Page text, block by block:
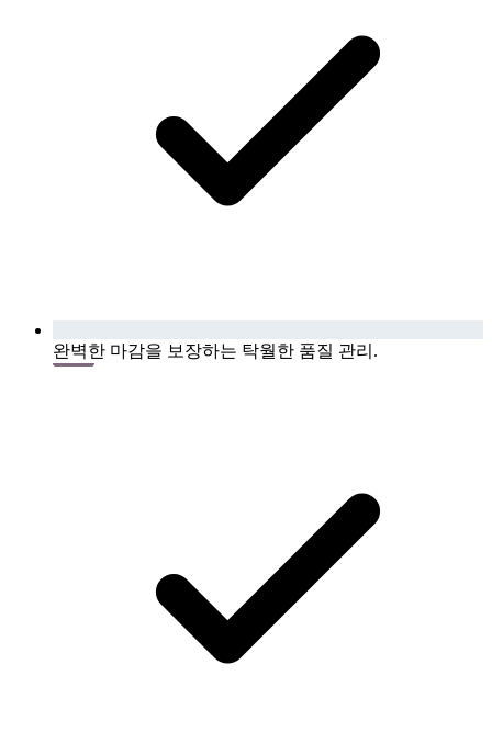
완벽한 마감을 보장하는 탁월한 품질 관리.